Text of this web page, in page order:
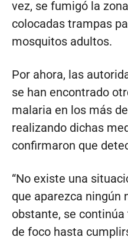
vez, se fumigó la
colocadas trampas
mosquitos adultos.
Por ahora, las
se han encontrado
malaria en los más
realizando dichas
confirmaron que
“No existe una
que aparezca ningún
obstante, se
de foco hasta